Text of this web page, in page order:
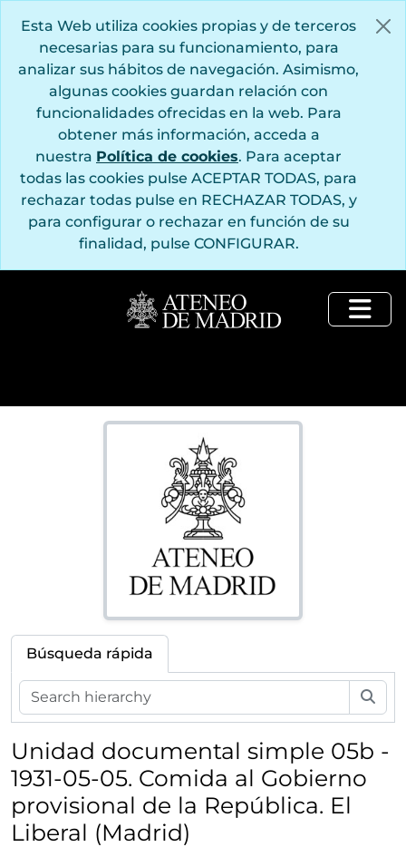
Esta Web utiliza cookies propias y de terceros
necesarias para su funcionamiento, para
analizar sus hábitos de navegación. Asimismo,
algunas cookies guardan relación con
funcionalidades ofrecidas en la web. Para
obtener más información, acceda a
nuestra Política de cookies. Para aceptar
todas las cookies pulse ACEPTAR TODAS, para
rechazar todas pulse en RECHAZAR TODAS, y
para configurar o rechazar en función de su
finalidad, pulse CONFIGURAR.
Búsqueda rápida
Unidad documental simple 05b -
1931-05-05. Comida al Gobierno
provisional de la República. El
Liberal (Madrid)